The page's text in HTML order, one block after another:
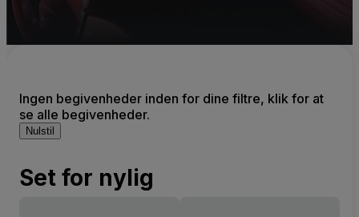
Ingen begivenheder inden for dine filtre, klik for at
se alle begivenheder.
Nulstil
Set for nylig